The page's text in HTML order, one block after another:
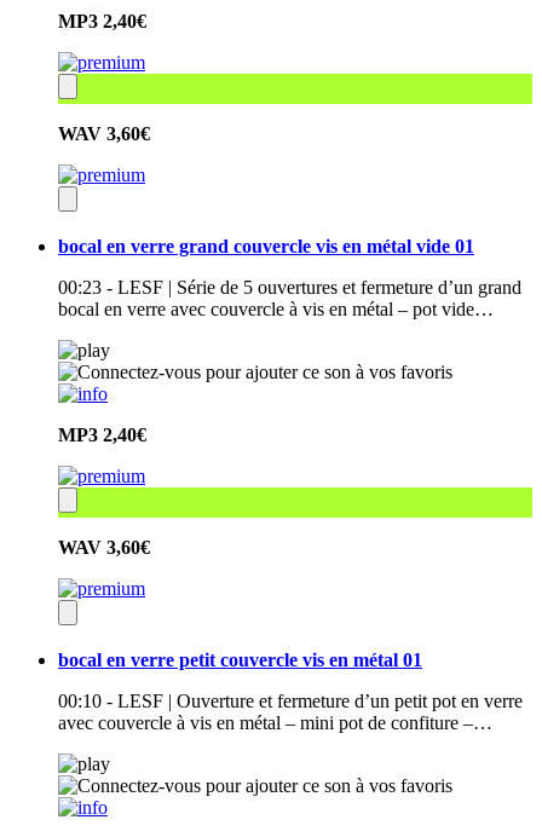
MP3 2,40€
WAV 3,60€
bocal en verre grand couvercle vis en métal vide 01
00:23 - LESF | Série de 5 ouvertures et fermeture d’un grand
bocal en verre avec couvercle à vis en métal – pot vide…
MP3 2,40€
WAV 3,60€
bocal en verre petit couvercle vis en métal 01
00:10 - LESF | Ouverture et fermeture d’un petit pot en verre
avec couvercle à vis en métal – mini pot de confiture –…